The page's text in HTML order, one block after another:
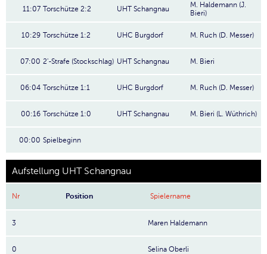
11:07 Torschütze 2:2 UHT Schangnau
M. Haldemann (J.
Bieri)
10:29 Torschütze 1:2 UHC Burgdorf M. Ruch (D. Messer)
07:00 2'-Strafe (Stockschlag) UHT Schangnau M. Bieri
06:04 Torschütze 1:1 UHC Burgdorf M. Ruch (D. Messer)
00:16 Torschütze 1:0 UHT Schangnau M. Bieri (L. Wüthrich)
00:00 Spielbeginn
Aufstellung UHT Schangnau
Nr Position Spielername
3 Maren Haldemann
0 Selina Oberli